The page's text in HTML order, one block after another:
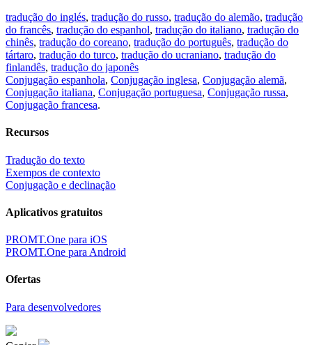
tradução do inglés, tradução do russo, tradução do alemão, tradução
do francês, tradução do espanhol, tradução do italiano, tradução do
chinês, tradução do coreano, tradução do português, tradução do
tártaro, tradução do turco, tradução do ucraniano, tradução do
finlandês, tradução do japonês
Conjugação espanhola, Conjugação inglesa, Conjugação alemã,
Conjugação italiana, Conjugação portuguesa, Conjugação russa,
Conjugação francesa.
Recursos
Tradução do texto
Exempos de contexto
Conjugação e declinação
Aplicativos gratuitos
PROMT.One para iOS
PROMT.One para Android
Ofertas
Para desenvolvedores